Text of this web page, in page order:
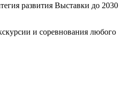
развития Выставки до 2030
и соревнования любого